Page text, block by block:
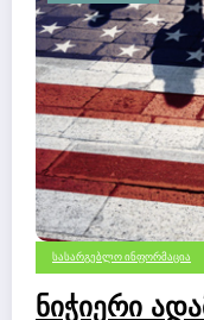
ᲡᲐᲡᲐᲠᲒᲔᲑᲚᲝ ᲘᲜᲤᲝᲠᲛᲐᲪᲘᲐ
ნიჭიერი